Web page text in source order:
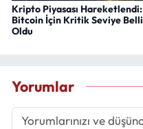
Kripto Piyasası Hareketlendi:
Bitcoin İçin Kritik Seviye Belli
Oldu
Yorumlar